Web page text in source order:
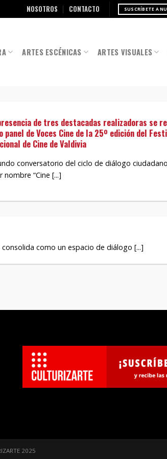
NOSOTROS CONTACTO SUSCRÍBETE A
ARTES ESCÉNICAS ARTES VISUALES
de tres destacadas realizadoras se
panel de Voces Cine de la 25º edición del
de Cine de Valdivia
conversatorio del ciclo de diálogo
nombre “Cine [...]
como un espacio de diálogo [...]
2025